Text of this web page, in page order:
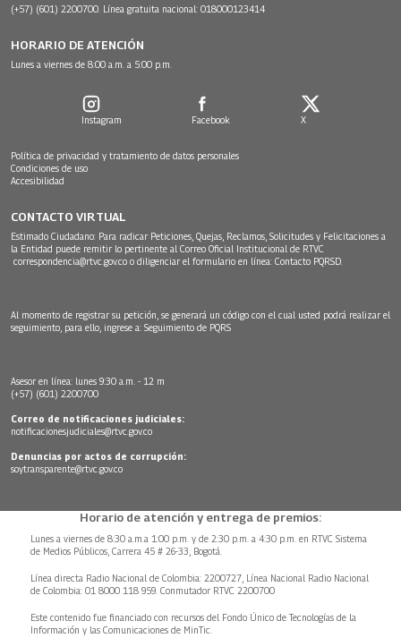
(+57) (601) 2200700. Línea gratuita nacional: 018000123414
HORARIO DE ATENCIÓN
Lunes a viernes de 8:00 a.m. a 5:00 p.m.
Instagram Facebook X
Política de privacidad y tratamiento de datos personales
Condiciones de uso
Accesibilidad
CONTACTO VIRTUAL
Estimado Ciudadano: Para radicar Peticiones, Quejas, Reclamos, Solicitudes y Felicitaciones a
la Entidad puede remitir lo pertinente al Correo Oficial Institucional de RTVC
correspondencia@rtvc.gov.co o diligenciar el formulario en línea: Contacto PQRSD.
Al momento de registrar su petición, se generará un código con el cual usted podrá realizar el
seguimiento, para ello, ingrese a: Seguimiento de PQRS
Asesor en línea: lunes 9:30 a.m. - 12 m
(+57) (601) 2200700
Correo de notificaciones judiciales:
notificacionesjudiciales@rtvc.gov.co
Denuncias por actos de corrupción:
soytransparente@rtvc.gov.co
Horario de atención y entrega de premios:
Lunes a viernes de 8:30 a.m.a 1:00 p.m. y de 2:30 p.m. a 4:30 p.m. en RTVC Sistema
de Medios Públicos, Carrera 45 # 26-33, Bogotá.
Línea directa Radio Nacional de Colombia: 2200727, Línea Nacional Radio Nacional
de Colombia: 01 8000 118 959. Conmutador RTVC 2200700
Este contenido fue financiado con recursos del Fondo Único de Tecnologías de la
Información y las Comunicaciones de MinTic.